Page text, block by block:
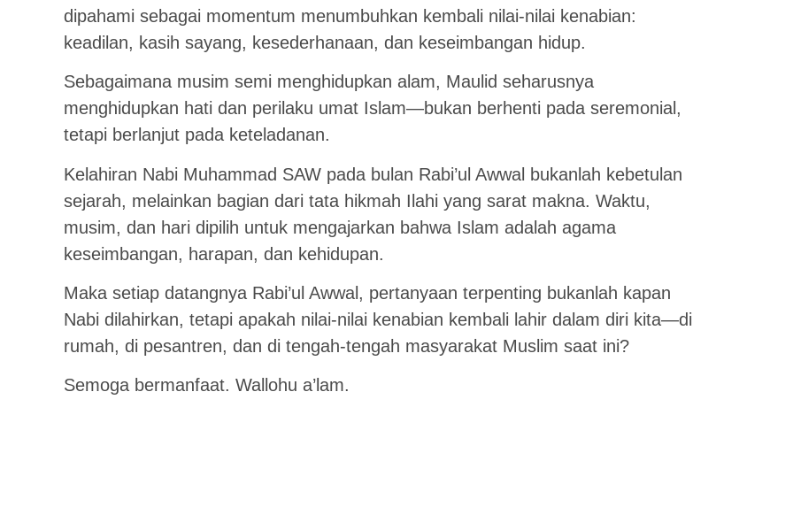
dipahami sebagai momentum menumbuhkan kembali nilai-nilai kenabian:
keadilan, kasih sayang, kesederhanaan, dan keseimbangan hidup.
Sebagaimana musim semi menghidupkan alam, Maulid seharusnya
menghidupkan hati dan perilaku umat Islam—bukan berhenti pada seremonial,
tetapi berlanjut pada keteladanan.
Kelahiran Nabi Muhammad SAW pada bulan Rabi’ul Awwal bukanlah kebetulan
sejarah, melainkan bagian dari tata hikmah Ilahi yang sarat makna. Waktu,
musim, dan hari dipilih untuk mengajarkan bahwa Islam adalah agama
keseimbangan, harapan, dan kehidupan.
Maka setiap datangnya Rabi’ul Awwal, pertanyaan terpenting bukanlah kapan
Nabi dilahirkan, tetapi apakah nilai-nilai kenabian kembali lahir dalam diri kita—di
rumah, di pesantren, dan di tengah-tengah masyarakat Muslim saat ini?
Semoga bermanfaat. Wallohu a’lam.